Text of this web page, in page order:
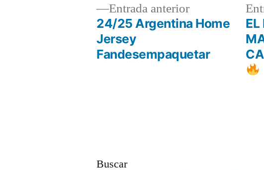
Navegación
Entrada anteriorEntrada
anterior:
24/25 Argentina Home
Jersey
Fandesempaquetar
EL
Buscar